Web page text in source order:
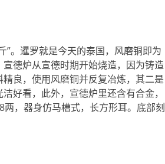
”。暹罗就是今天的泰国，风磨铜即为
德炉从宣德时期开始烧造，因为铸造
良，使用风磨铜并反复冶炼，其二是
好看，此外，宣德炉里还含有合金，
，器身仿马槽式，长方形耳。底部刻